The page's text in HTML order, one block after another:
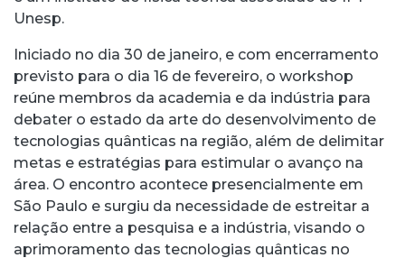
Unesp.
Iniciado no dia 30 de janeiro, e com encerramento
previsto para o dia 16 de fevereiro, o workshop
reúne membros da academia e da indústria para
debater o estado da arte do desenvolvimento de
tecnologias quânticas na região, além de delimitar
metas e estratégias para estimular o avanço na
área. O encontro acontece presencialmente em
São Paulo e surgiu da necessidade de estreitar a
relação entre a pesquisa e a indústria, visando o
aprimoramento das tecnologias quânticas no